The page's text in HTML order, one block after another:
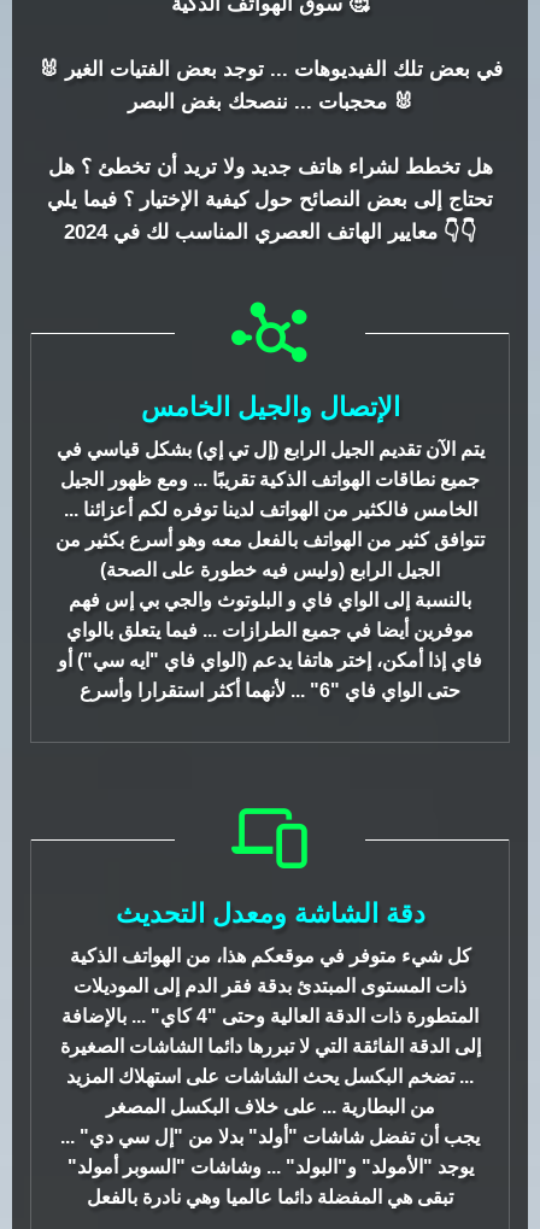
سوق الهواتف الذكية 🥰️
🐰 في بعض تلك الفيديوهات ... توجد بعض الفتيات الغير
محجبات ... ننصحك بغض البصر 🐰
هل تخطط لشراء هاتف جديد ولا تريد أن تخطئ ؟ هل
تحتاج إلى بعض النصائح حول كيفية الإختيار ؟ فيما يلي
معايير الهاتف العصري المناسب لك في 2024 👇👇
الإتصال والجيل الخامس
يتم الآن تقديم الجيل الرابع (إل تي إي) بشكل قياسي في
جميع نطاقات الهواتف الذكية تقريبًا ... ومع ظهور الجيل
الخامس فالكثير من الهواتف لدينا توفره لكم أعزائنا ...
تتوافق كثير من الهواتف بالفعل معه وهو أسرع بكثير من
الجيل الرابع (وليس فيه خطورة على الصحة)
بالنسبة إلى الواي فاي و البلوتوث والجي بي إس فهم
موفرين أيضا في جميع الطرازات ... فيما يتعلق بالواي
فاي إذا أمكن، إختر هاتفا يدعم (الواي فاي "ايه سي") أو
حتى الواي فاي "6" ... لأنهما أكثر استقرارا وأسرع
دقة الشاشة ومعدل التحديث
كل شيء متوفر في موقعكم هذا، من الهواتف الذكية
ذات المستوى المبتدئ بدقة فقر الدم إلى الموديلات
المتطورة ذات الدقة العالية وحتى "4 كاي" ... بالإضافة
إلى الدقة الفائقة التي لا تبررها دائما الشاشات الصغيرة
... تضخم البكسل يحث الشاشات على استهلاك المزيد
من البطارية ... على خلاف البكسل المصغر
يجب أن تفضل شاشات "أولد" بدلا من "إل سي دي" ...
يوجد "الأمولد" و"البولد" ... وشاشات "السوبر أمولد"
تبقى هي المفضلة دائما عالميا وهي نادرة بالفعل